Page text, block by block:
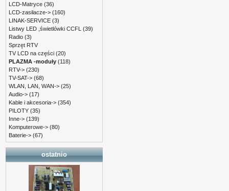
LCD-Matryce (36)
LCD-zasilacze-> (160)
LINAK-SERVICE (3)
Listwy LED ,świetlówki CCFL
(39)
Radio (3)
Sprzęt RTV
TV LCD na części (20)
PLAZMA -moduły (118)
RTV-> (230)
TV-SAT-> (68)
WLAN, LAN, WAN-> (25)
Audio-> (17)
Kable i akcesoria-> (354)
PILOTY (35)
Inne-> (139)
Komputerowe-> (80)
Baterie-> (67)
ostatnio